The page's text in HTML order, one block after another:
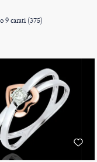
9 carati (375)